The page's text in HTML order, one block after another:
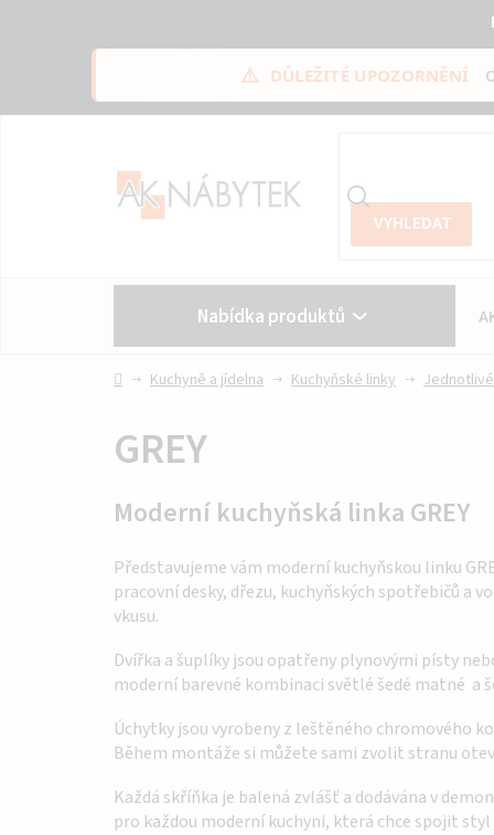
⚠️ DŮLEŽITÉ UPOZORNĚNÍ
Nabídka produktů
Vše o nákupu Kontakt
DomůKuchyně a jídelna Kuchyňské linky
GREY
Moderní kuchyňská linka GREY
Představujeme vám moderní kuchyňskou linku
pracovní desky, dřezu, kuchyňských spotřebičů a
vkusu.
Dvířka a šuplíky jsou opatřeny plynovými písty
moderní barevné kombinaci světlé šedé matné a
Úchytky jsou vyrobeny z leštěného chromového
Během montáže si můžete sami zvolit stranu
Každá skříňka je balená zvlášť a dodávána v
pro každou moderní kuchyni, která chce spojit